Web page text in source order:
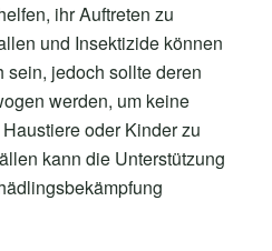
ihr Auftreten zu
und Insektizide können
jedoch sollte deren
werden, um keine
oder Kinder zu
kann die Unterstützung